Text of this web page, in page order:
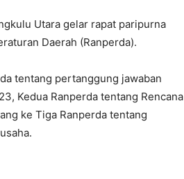
Utara gelar rapat paripurna
Daerah (Ranperda).
tentang pertanggung jawaban
Kedua Ranperda tentang Rencana
ke Tiga Ranperda tentang